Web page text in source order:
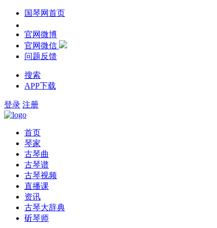
国琴网首页
官网微博
官网微信
问题反馈
搜索
APP下载
登录 注册
首页
琴家
古琴曲
古琴谱
古琴视频
直播课
资讯
古琴大辞典
斫琴师